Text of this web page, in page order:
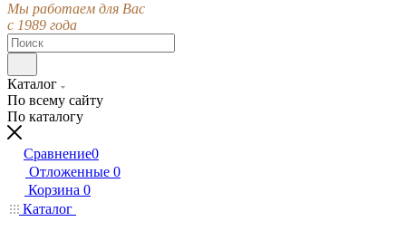
Мы работаем для Вас
с 1989 года
Каталог
По всему сайту
По каталогу
Сравнение0
Отложенные 0
Корзина 0
Каталог